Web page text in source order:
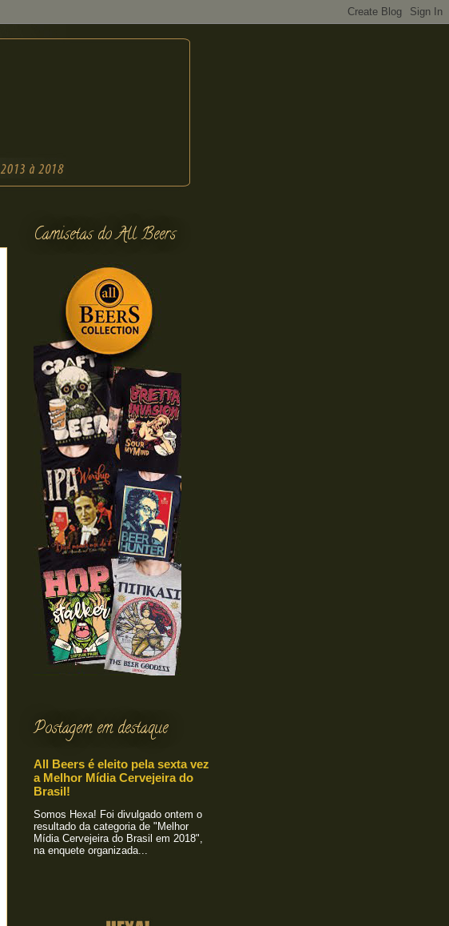
Camisetas do All Beers
Postagem em destaque
All Beers é eleito pela sexta vez
a Melhor Mídia Cervejeira do
Brasil!
Somos Hexa! Foi divulgado ontem o
resultado da categoria de "Melhor
Mídia Cervejeira do Brasil em 2018",
na enquete organizada...